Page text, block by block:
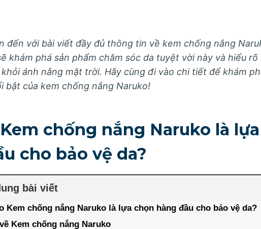
đến với bài viết đầy đủ thông tin về kem chống nắng
khám phá sản phẩm chăm sóc da tuyệt vời này và hiểu
ánh nắng mặt trời. Hãy cùng đi vào chi tiết để khám
bật của kem chống nắng Naruko!
chống nắng Naruko là
cho bảo vệ da?
bài viết
Kem chống nắng Naruko là lựa chọn hàng đầu cho bảo vệ da?
Kem chống nắng Naruko